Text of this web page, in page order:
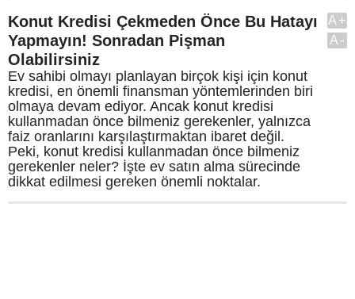
Konut Kredisi Çekmeden Önce Bu Hatayı
Yapmayın! Sonradan Pişman
Olabilirsiniz
Ev sahibi olmayı planlayan birçok kişi için konut
kredisi, en önemli finansman yöntemlerinden biri
olmaya devam ediyor. Ancak konut kredisi
kullanmadan önce bilmeniz gerekenler, yalnızca
faiz oranlarını karşılaştırmaktan ibaret değil.
Peki, konut kredisi kullanmadan önce bilmeniz
gerekenler neler? İşte ev satın alma sürecinde
dikkat edilmesi gereken önemli noktalar.
A+
A-